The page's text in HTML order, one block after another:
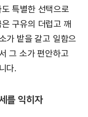
특별한 선택으로
구유의 더럽고 깨
가 밭을 갈고 일함으
그 소가 편안하고
다.
를 익히자